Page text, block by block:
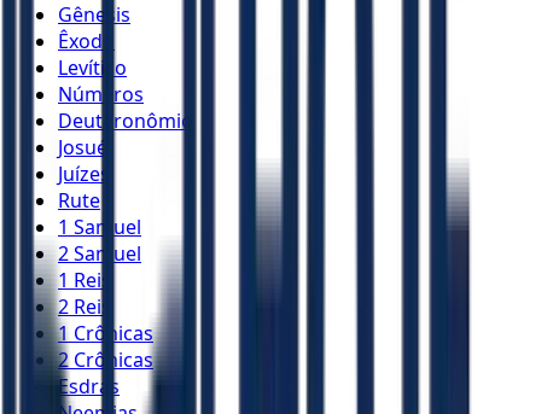
Gênesis
Êxodo
Levítico
Números
Deuteronômio
Josué
Juízes
Rute
1 Samuel
2 Samuel
1 Reis
2 Reis
1 Crônicas
2 Crônicas
Esdras